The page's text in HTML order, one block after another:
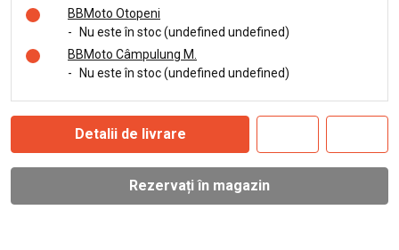
BBMoto Otopeni
-
Nu este în stoc (undefined undefined)
BBMoto Câmpulung M.
-
Nu este în stoc (undefined undefined)
Detalii de livrare
Rezervați în magazin